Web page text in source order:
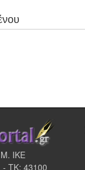
Μ. ΙΚΕ
ΤΚ: 43100